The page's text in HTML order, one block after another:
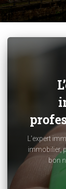
L'expert
immobilier,
bon